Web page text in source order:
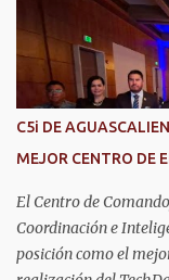
años, como
alzhéimer, entre
son el corazón de
cuidado y
servicios que les
presidenta del DIF
interesados deben
C5i DE
MEJOR CENTRO DE
El Centro de
Coordinación e
posición como el